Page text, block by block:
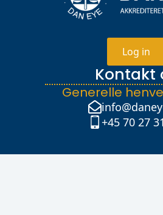
Log in
Kontakt
Generelle
+45 70 27